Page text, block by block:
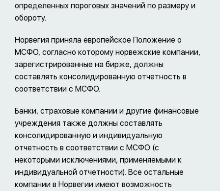
определенных пороговых значений по размеру и
обороту.
Норвегия приняла европейское Положение о
МСФО, согласно которому норвежские компании,
зарегистрированные на бирже, должны
составлять консолидированную отчетность в
соответствии с МСФО.
Банки, страховые компании и другие финансовые
учреждения также должны составлять
консолидированную и индивидуальную
отчетность в соответствии с МСФО (с
некоторыми исключениями, применяемыми к
индивидуальной отчетности). Все остальные
компании в Норвегии имеют возможность